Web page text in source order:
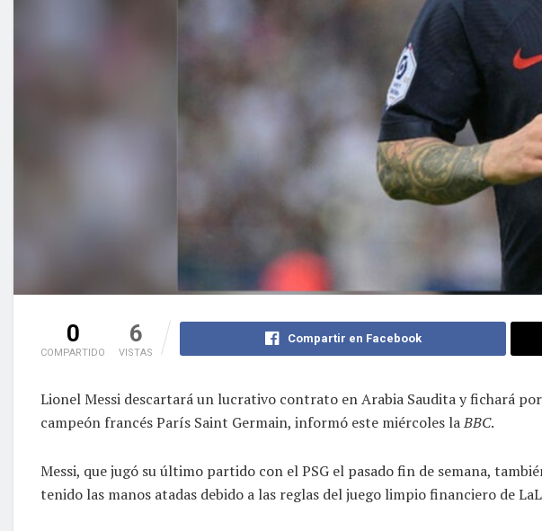
0
COMPARTIDO
6
VISTAS
Compartir en Facebook
Lionel Messi descartará un lucrativo contrato en Arabia Saudita y fichará
campeón francés París Saint Germain, informó este miércoles laBBC.
Messi, que jugó su último partido con el PSG el pasado fin de semana,
tenido las manos atadas debido a las reglas del juego limpio financiero de